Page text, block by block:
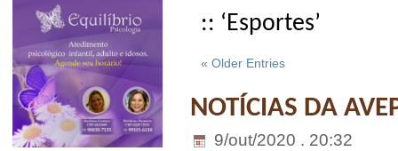
:: ‘Esportes’
« Older Entries
NOTÍCIAS DA
9/out/2020 . 20:32